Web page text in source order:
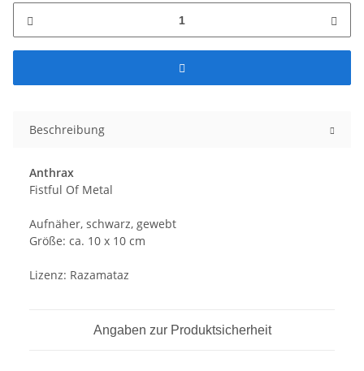
Beschreibung
Anthrax
Fistful Of Metal
Aufnäher, schwarz, gewebt
Größe: ca. 10 x 10 cm
Lizenz: Razamataz
Angaben zur Produktsicherheit